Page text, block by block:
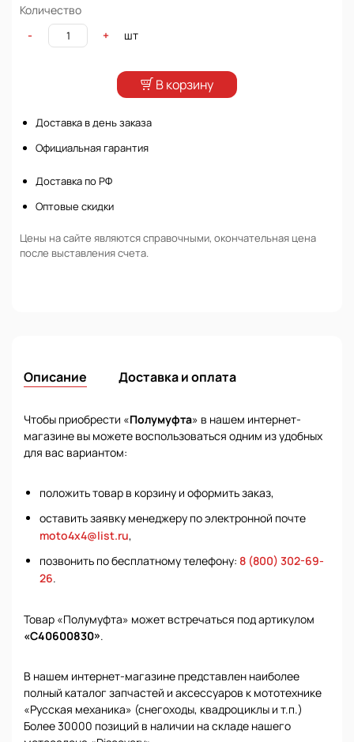
Количество
-
+ шт
В корзину
Доставка в день заказа
Официальная гарантия
Доставка по РФ
Оптовые скидки
Цены на сайте являются справочными, окончательная цена
после выставления счета.
Описание Доставка и оплата
Чтобы приобрести «Полумуфта» в нашем интернет-
магазине вы можете воспользоваться одним из удобных
для вас вариантом:
положить товар в корзину и оформить заказ,
оставить заявку менеджеру по электронной почте
moto4x4@list.ru,
позвонить по бесплатному телефону: 8 (800) 302-69-
26.
Товар «Полумуфта» может встречаться под артикулом
«С40600830».
В нашем интернет-магазине представлен наиболее
полный каталог запчастей и аксессуаров к мототехнике
«Русская механика» (снегоходы, квадроциклы и т.п.)
Более 30000 позиций в наличии на складе нашего